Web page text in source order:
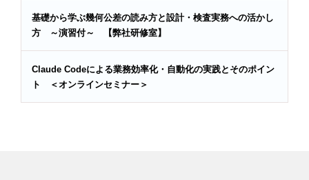
基礎から学ぶ幾何公差の読み方と設計・検査実務への活かし
方 ～演習付～ 【弊社研修室】
Claude Codeによる業務効率化・自動化の実践とそのポイン
ト ＜オンラインセミナー＞